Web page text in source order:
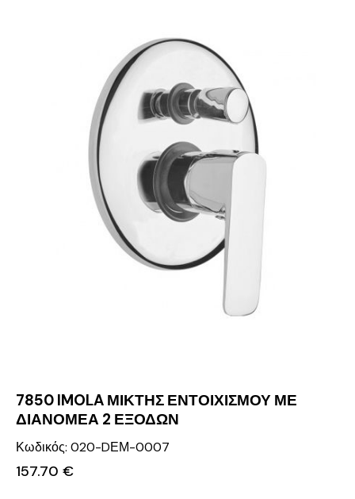
7850 IMOLA ΜΙΚΤΗΣ ΕΝΤΟΙΧΙΣΜΟΥ ΜΕ
ΔΙΑΝΟΜΕΑ 2 ΕΞΟΔΩΝ
Κωδικός: 020-DΕΜ-0007
157.70 €